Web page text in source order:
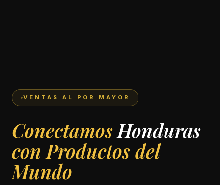
VENTAS AL POR MAYOR
Basant Internacional
ConectamosHonduras
con Productos del
Mundo